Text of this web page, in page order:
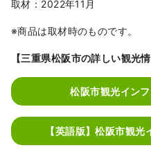
取材：2022年11月
※商品は取材時のものです。
【三重県松阪市の詳しい観光
松阪市観光イン
【英語版】松阪市観